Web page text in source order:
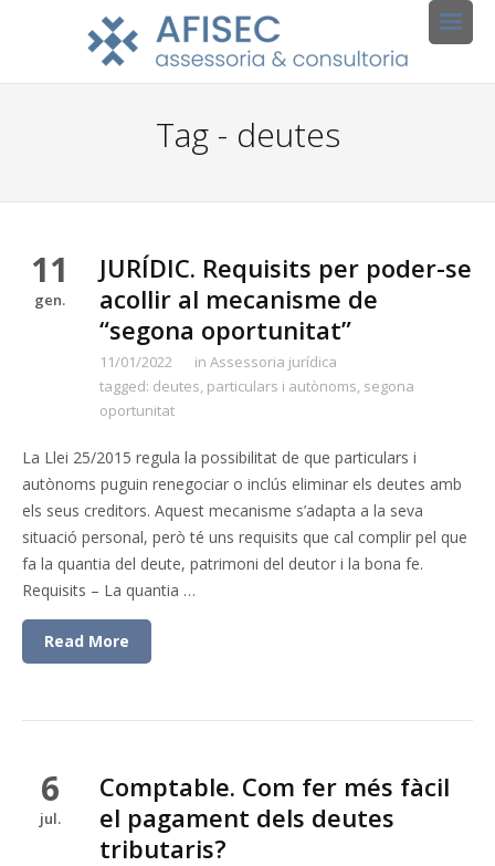
Tag - deutes
11
gen.
JURÍDIC. Requisits per poder-se
acollir al mecanisme de
“segona oportunitat”
11/01/2022 in Assessoria jurídica
tagged: deutes, particulars i autònoms, segona
oportunitat
La Llei 25/2015 regula la possibilitat de que particulars i
autònoms puguin renegociar o inclús eliminar els deutes amb
els seus creditors. Aquest mecanisme s’adapta a la seva
situació personal, però té uns requisits que cal complir pel que
fa la quantia del deute, patrimoni del deutor i la bona fe.
Requisits – La quantia …
Read More
6
jul.
Comptable. Com fer més fàcil
el pagament dels deutes
tributaris?